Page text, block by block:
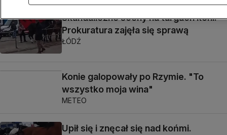
Skandaliczne sceny na targach koni.
Prokuratura zajęła się sprawą
ŁÓDŹ
Konie galopowały po Rzymie. "To
wszystko moja wina"
METEO
Upił się i znęcał się nad końmi.